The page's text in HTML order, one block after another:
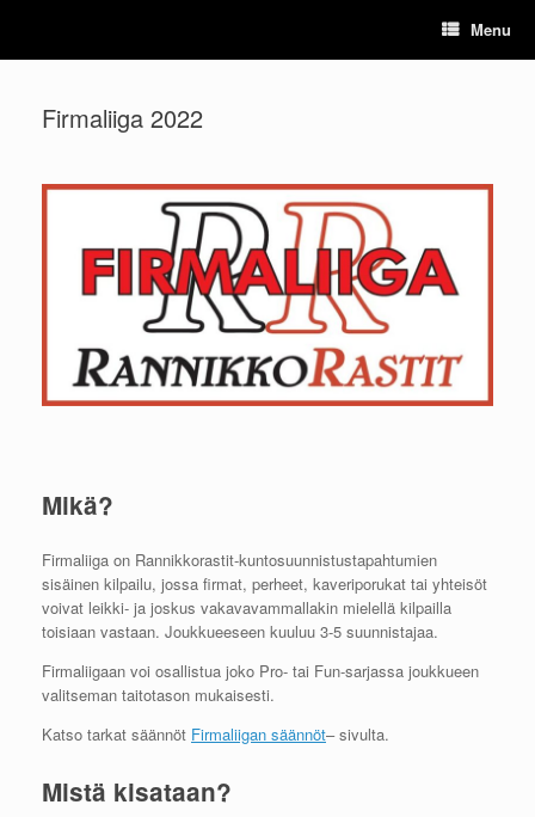
content
Menu
Firmaliiga 2022
Mikä?
Firmaliiga on Rannikkorastit-kuntosuunnistustapahtumien
sisäinen kilpailu, jossa firmat, perheet, kaveriporukat tai yhteisöt
voivat leikki- ja joskus vakavavammallakin mielellä kilpailla
toisiaan vastaan. Joukkueeseen kuuluu 3-5 suunnistajaa.
Firmaliigaan voi osallistua joko Pro- tai Fun-sarjassa joukkueen
valitseman taitotason mukaisesti.
Katso tarkat säännöt Firmaliigan säännöt– sivulta.
Mistä kisataan?